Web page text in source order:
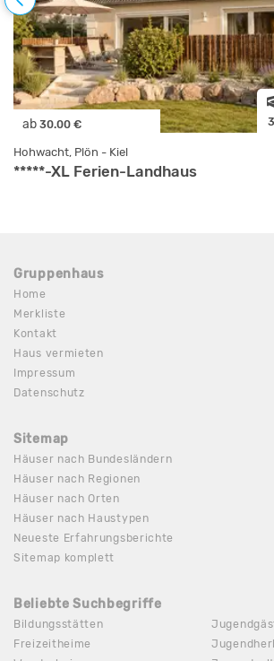
ab 30.00 €
Hohwacht, Plön - Kiel
*****-XL Ferien-Landhaus
Gruppenhaus
Home
Merkliste
Kontakt
Haus vermieten
Impressum
Datenschutz
Sitemap
Häuser nach Bundesländern
Häuser nach Regionen
Häuser nach Orten
Häuser nach Haustypen
Neueste Erfahrungsberichte
Sitemap komplett
Beliebte Suchbegriffe
Bildungsstätten
Freizeitheime